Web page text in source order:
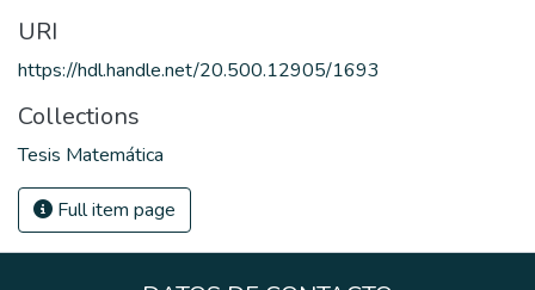
URI
https://hdl.handle.net/20.500.12905/1693
Collections
Tesis Matemática
Full item page